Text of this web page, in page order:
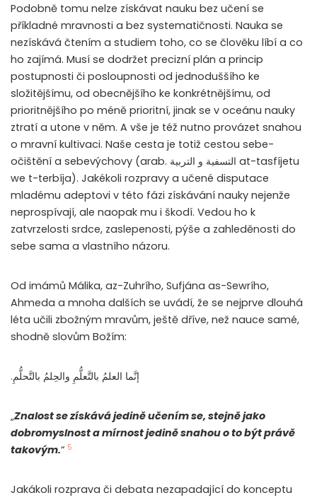
Podobně tomu nelze získávat nauku bez učení se
příkladné mravnosti a bez systematičnosti. Nauka se
nezískává čtením a studiem toho, co se člověku líbí a co
ho zajímá. Musí se dodržet precizní plán a princip
postupnosti či posloupnosti od jednoduššího ke
složitějšímu, od obecnějšího ke konkrétnějšímu, od
prioritnějšího po méně prioritní, jinak se v oceánu nauky
ztratí a utone v něm. A vše je též nutno provázet snahou
o mravní kultivaci. Naše cesta je totiž cestou sebe-
očištění a sebevýchovy (arab. التسفية و التربية at-tasfíjetu
we t-terbíja). Jakékoli rozpravy a učené disputace
mladému adeptovi v této fázi získávání nauky nejenže
neprospívají, ale naopak mu i škodí. Vedou ho k
zatvrzelosti srdce, zaslepenosti, pýše a zahleděnosti do
sebe sama a vlastního názoru.
Od imámů Málika, az-Zuhrího, Sufjána as-Sewrího,
Ahmeda a mnoha dalších se uvádí, že se nejprve dlouhá
léta učili zbožným mravům, ještě dříve, než nauce samé,
shodně slovům Božím:
.إنَّما العلمُ بالتَّعلُّمِ والحِلمُ بالتَّحلُّمِ
„Znalost se získává jedině učenímse, stejně jako
dobromyslnost a mírnost jedině snahou o to být právě
takovým.“ 5
Jakákoli rozprava či debata nezapadající do konceptu